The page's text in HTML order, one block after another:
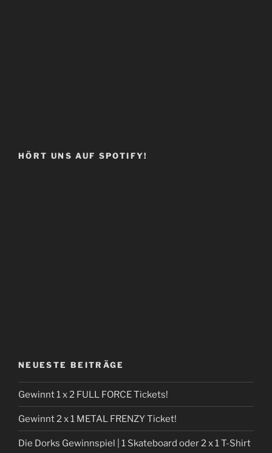
HÖRT UNS AUF SPOTIFY!
NEUESTE BEITRÄGE
Gewinnt 1 x 2 FULL FORCE Tickets!
Gewinnt 2 x 1 METAL FRENZY Ticket!
Die Dorks Gewinnspiel | 1 Skateboard oder 2 x 1 T-Shirt